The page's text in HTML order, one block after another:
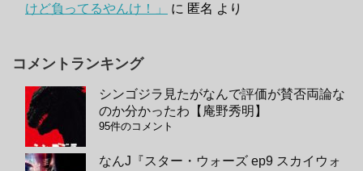
けど負ってるやんけ！」
に 匿名 より
コメントランキング
シンゴジラ見たがなんで評価が賛否両論な
のか分かったわ【庵野秀明】
95件のコメント
なんJ『スター・ウォーズ ep9 スカイウォ